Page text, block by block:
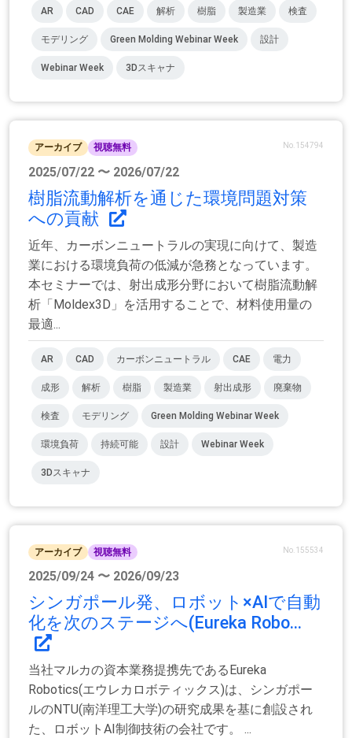
AR CAD CAE 解析 樹脂 製造業 検査
モデリング Green Molding Webinar Week 設計
Webinar Week 3Dスキャナ
アーカイブ 視聴無料 No.154794
2025/07/22 〜 2026/07/22
樹脂流動解析を通じた環境問題対策
への貢献
近年、カーボンニュートラルの実現に向けて、製造
業における環境負荷の低減が急務となっています。
本セミナーでは、射出成形分野において樹脂流動解
析「Moldex3D」を活用することで、材料使用量の
最適...
AR CAD カーボンニュートラル CAE 電力
成形 解析 樹脂 製造業 射出成形 廃棄物
検査 モデリング Green Molding Webinar Week
環境負荷 持続可能 設計 Webinar Week
3Dスキャナ
アーカイブ 視聴無料 No.155534
2025/09/24 〜 2026/09/23
シンガポール発、ロボット×AIで自動
化を次のステージへ(Eureka Robo...
当社マルカの資本業務提携先であるEureka
Robotics(エウレカロボティックス)は、シンガポー
ルのNTU(南洋理工大学)の研究成果を基に創設され
た、ロボットAI制御技術の会社です。 ...